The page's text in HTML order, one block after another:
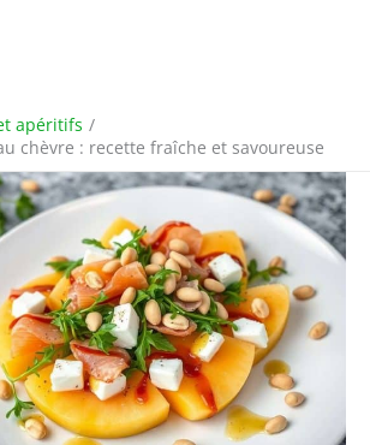
apéritifs
chèvre : recette fraîche et savoureuse